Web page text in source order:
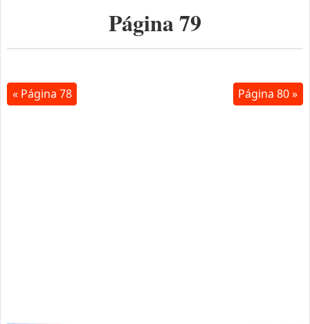
Página 79
« Página 78 Página 80 »